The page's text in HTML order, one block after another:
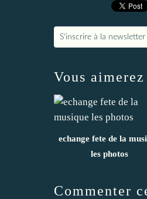
S'inscrire à la newsletter
Vous
echange fete de la
les photos
Commenter